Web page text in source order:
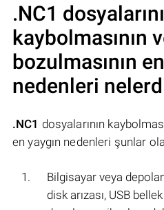
.NC1
kaybolmasının
bozulmasının
nedenleri
.NC1 dosyalarının
en yaygın nedenleri şunlar
Bilgisayar veya
disk arızası, USB